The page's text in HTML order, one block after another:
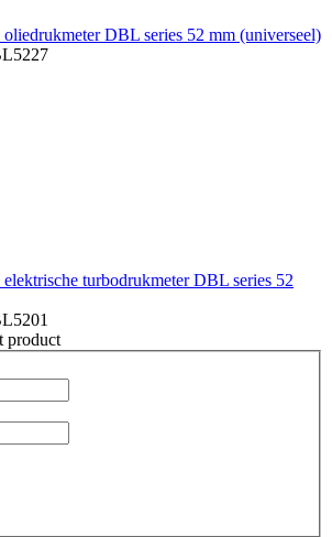
DBL series 52 mm (universeel)
turbodrukmeter DBL series 52
product